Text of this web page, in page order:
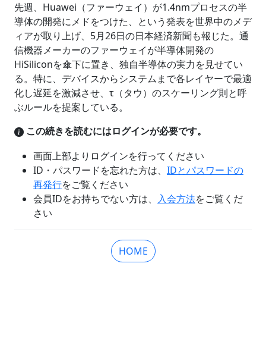
先週、Huawei（ファーウェイ）が1.4nmプロセスの半
導体の開発にメドをつけた、という発表を世界中のメデ
ィアが取り上げ、5月26日の日本経済新聞も報じた。通
信機器メーカーのファーウェイが半導体開発の
HiSiliconを傘下に置き、独自半導体の実力を見せてい
る。特に、デバイスからシステムまで各レイヤーで最適
化し遅延を激減させ、τ（タウ）のスケーリング則と呼
ぶルールを提案している。
この続きを読むにはログインが必要です。
画面上部よりログインを行ってください
ID・パスワードを忘れた方は、 IDとパスワードの
再発行をご覧ください
会員IDをお持ちでない方は、 入会方法をご覧くだ
さい
HOME